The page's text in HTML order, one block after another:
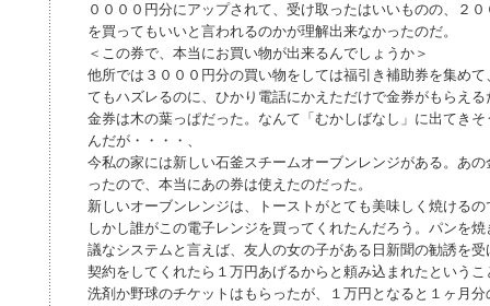
００００円分にアップされて、受け取ったはいいものの、２
を買ってもいいと言われるのかが理解出来なかったのだ。
＜この券で、本当にお買い物が出来るんでしょうか＞
他所では３０００円分の買い物をしては福引き補助券を集め
てもハズレるのに、ひかり電話にかえただけで金券がもらえる
金券は木の葉っぱだった。なんて「むかしばなし」に出てき
んだが・・・・、
今私の家には新しい石釜スチームオーブンレンジがある。あ
ったので、本当にあの券は使えたのだった。
新しいオーブンレンジは、トーストがとても美味しく焼ける
しかし誰がこの電子レンジを買ってくれたんだろう。パンを
議なシステムと言えば、友人の女の子がある日新聞の勧誘を受
契約をしてくれたら１万円あげるからと頼み込まれたという
洗剤か野球のチケットはもらったが、１万円となると１ヶ月